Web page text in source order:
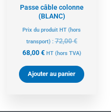
Passe câble colonne
(BLANC)
Prix du produit HT (hors
transport) :72,00€
68,00€ HT (hors TVA)
Ajouter au panier